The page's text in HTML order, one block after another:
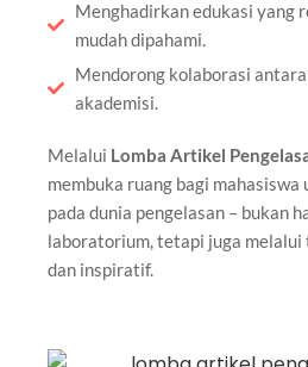
Menghadirkan edukasi yang
mudah dipahami.
Mendorong kolaborasi
akademisi.
Melalui Lomba Artikel
membuka ruang bagi
pada dunia pengelasan – bukan
laboratorium, tetapi juga
dan inspiratif.